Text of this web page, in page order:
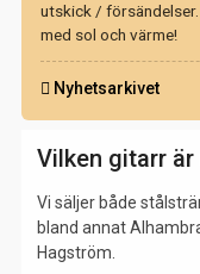
utskick /
med sol och värme!
Nyhetsarkivet
Vilken gitarr
Vi säljer både
bland annat
Hagström.